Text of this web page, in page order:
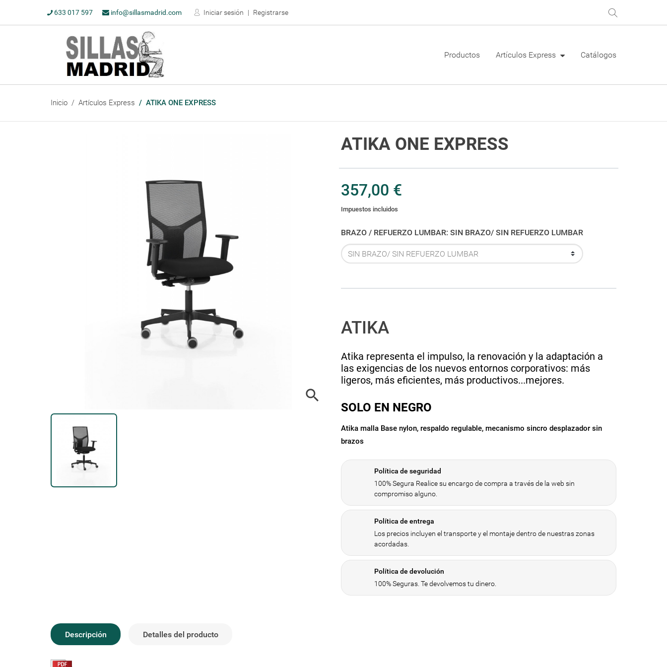
633 017 597 info@sillasmadrid.com Iniciar sesión Registrarse
Productos Artículos Express Catálogos
Inicio Artículos Express ATIKA ONE EXPRESS

ATIKA ONE EXPRESS
357,00 €
Impuestos incluidos
BRAZO / REFUERZO LUMBAR: SIN BRAZO/ SIN REFUERZO LUMBAR
ATIKA
Atika representa el impulso, la renovación y la adaptación a
las exigencias de los nuevos entornos corporativos: más
ligeros, más eficientes, más productivos...mejores.
SOLO EN NEGRO
Atika malla Base nylon, respaldo regulable, mecanismo sincro desplazador sin
brazos
Política de seguridad
100% Segura Realice su encargo de compra a través de la web sin
compromiso alguno.
Política de entrega
Los precios incluyen el transporte y el montaje dentro de nuestras zonas
acordadas.
Política de devolución
100% Seguras. Te devolvemos tu dinero.
Descripción Detalles del producto